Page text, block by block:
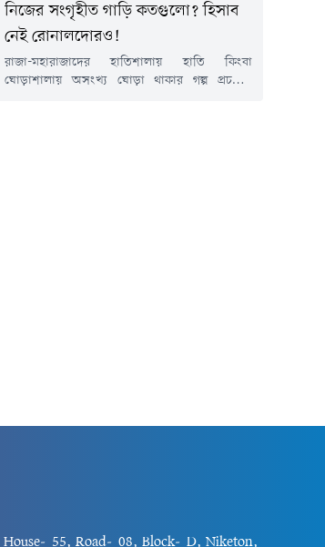
নিজের সংগৃহীত গাড়ি কতগুলো? হিসাব
নেই রোনালদোরও!
রাজা-মহারাজাদের হাতিশালায় হাতি কিংবা
ঘোড়াশালায় অসংখ্য ঘোড়া থাকার গল্প প্রচলিত
House-55, Road-08, Block-D, Niketon,